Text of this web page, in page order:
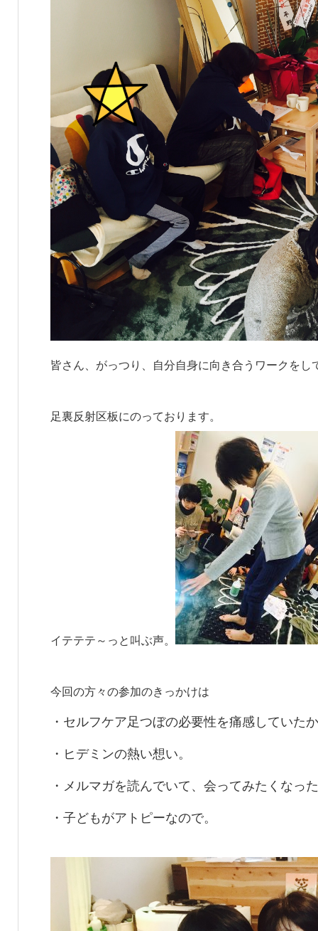
皆さん、がっつり、自分自身に向き合うワークをし
足裏反射区板にのっております。
イテテテ～っと叫ぶ声。
今回の方々の参加のきっかけは
・セルフケア足つぼの必要性を痛感していた
・ヒデミンの熱い想い。
・メルマガを読んでいて、会ってみたくなっ
・子どもがアトピーなので。